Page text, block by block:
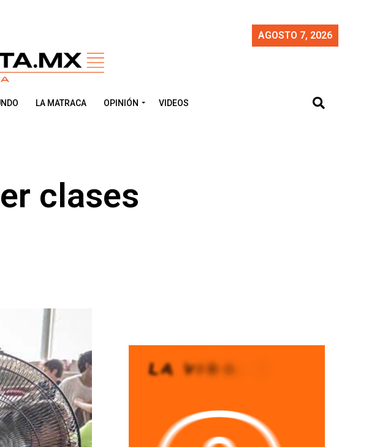
AGOSTO 7, 2026
LA MATRACA OPINIÓN VIDEOS
clases